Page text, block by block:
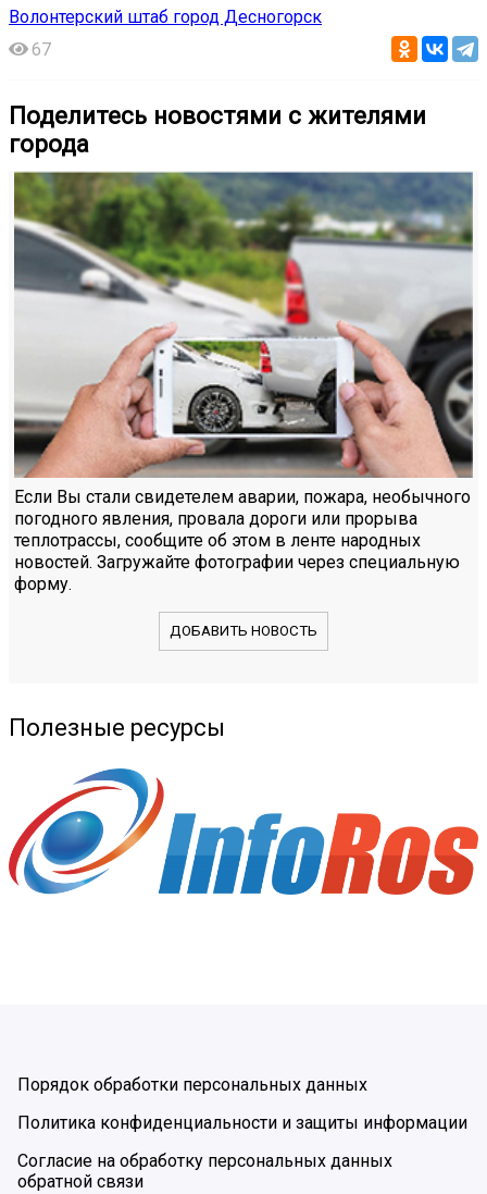
Волонтерский штаб город Десногорск
67
Поделитесь новостями с жителями
города
Если Вы стали свидетелем аварии, пожара, необычного
погодного явления, провала дороги или прорыва
теплотрассы, сообщите об этом в ленте народных
новостей. Загружайте фотографии через специальную
форму.
ДОБАВИТЬ НОВОСТЬ
Полезные ресурсы
Порядок обработки персональных данных
Политика конфиденциальности и защиты информации
Согласие на обработку персональных данных
обратной связи